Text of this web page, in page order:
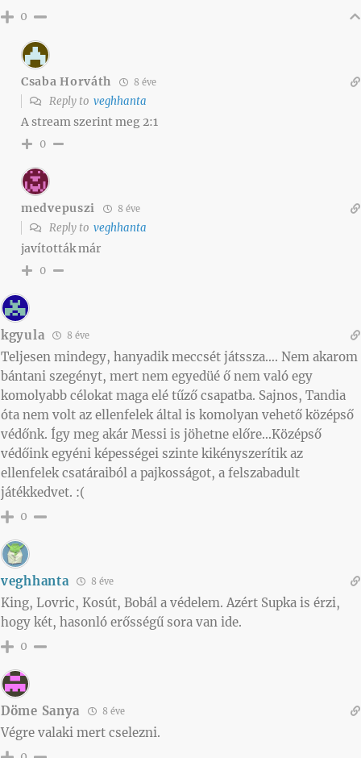
0
Csaba Horváth 8 éve
Reply to veghhanta
A stream szerint meg 2:1
0
medvepuszi 8 éve
Reply to veghhanta
javították már
0
kgyula 8 éve
Teljesen mindegy, hanyadik meccsét játssza…. Nem akarom
bántani szegényt, mert nem egyedüé ő nem való egy
komolyabb célokat maga elé tűző csapatba. Sajnos, Tandia
óta nem volt az ellenfelek által is komolyan vehető középső
védőnk. Így meg akár Messi is jöhetne előre…Középső
védőink egyéni képességei szinte kikényszerítik az
ellenfelek csatáraiból a pajkosságot, a felszabadult
játékkedvet. :(
0
veghhanta 8 éve
King, Lovric, Kosút, Bobál a védelem. Azért Supka is érzi,
hogy két, hasonló erősségű sora van ide.
0
Döme Sanya 8 éve
Végre valaki mert cselezni.